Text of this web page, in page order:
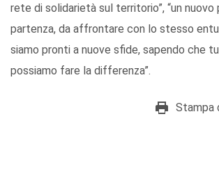
rete di solidarietà sul territorio”, “un nuovo
partenza, da affrontare con lo stesso
siamo pronti a nuove sfide, sapendo che
possiamo fare la differenza”.
Stampa